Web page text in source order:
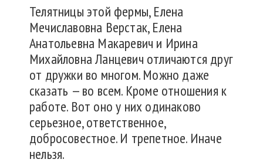
Телятницы этой фермы, Елена
Мечиславовна Верстак, Елена
Анатольевна Макаревич и Ирина
Михайловна Ланцевич отличаются друг
от дружки во многом. Можно даже
сказать — во всем. Кроме отношения к
работе. Вот оно у них одинаково
серьезное, ответственное,
добросовестное. И трепетное. Иначе
нельзя.